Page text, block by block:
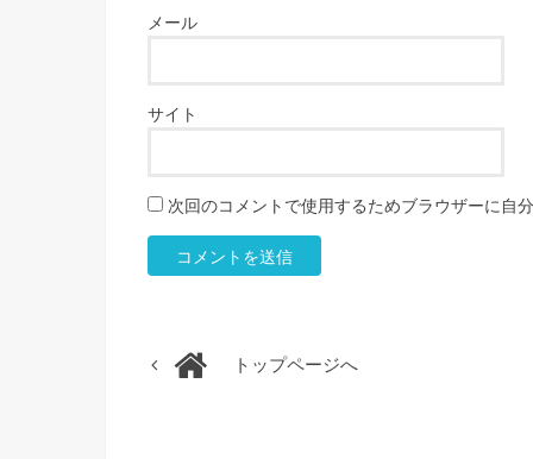
メール
サイト
次回のコメントで使用するためブラウザーに自
トップページへ